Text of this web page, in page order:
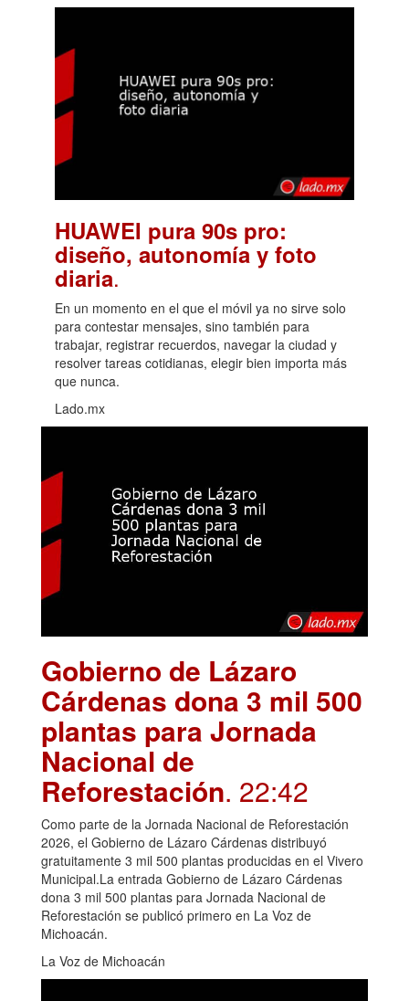
HUAWEI pura 90s pro:
diseño, autonomía y foto
diaria.
En un momento en el que el móvil ya no sirve solo
para contestar mensajes, sino también para
trabajar, registrar recuerdos, navegar la ciudad y
resolver tareas cotidianas, elegir bien importa más
que nunca.
Lado.mx
Gobierno de Lázaro
Cárdenas dona 3 mil 500
plantas para Jornada
Nacional de
Reforestación. 22:42
Como parte de la Jornada Nacional de Reforestación
2026, el Gobierno de Lázaro Cárdenas distribuyó
gratuitamente 3 mil 500 plantas producidas en el Vivero
Municipal.La entrada Gobierno de Lázaro Cárdenas
dona 3 mil 500 plantas para Jornada Nacional de
Reforestación se publicó primero en La Voz de
Michoacán.
La Voz de Michoacán